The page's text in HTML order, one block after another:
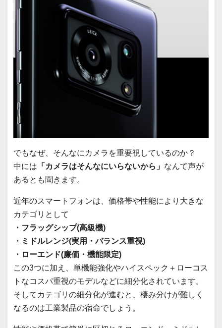
でもなぜ、そんなにカメラを重要視しているのか？
中には 「カメラはそんなにいらないから」 なんて声が
あるとも聞きます。
近年のスマートフォンは、価格帯や性能により大きな
カテゴリとして
・フラッグシップ(高級機)
・ミドルレンジ(実用・バランス重視)
・ローエンド(廉価・機能限定)
この3つに加え、単機能強化やハイスペック＋ローコス
トなコスパ重視のモデルなどに細分化されています。
そしてカテゴリの細分化が進むと、棲み分けが難しく
なるのは工業製品の宿命でしょう。